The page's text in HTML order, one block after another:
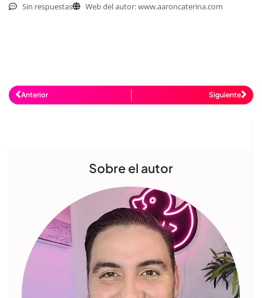
Sobre el autor
Sin respuestas Web del autor: www.aaroncaterina.com
Anterior Siguiente